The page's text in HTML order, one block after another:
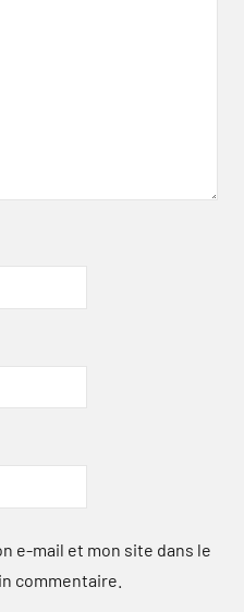
e-mail et mon site dans le
commentaire.